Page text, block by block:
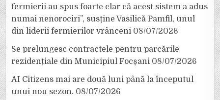
fermierii au spus foarte clar că acest sistem a adus
numai nenorociri”, susține Vasilică Pamfil, unul
din liderii fermierilor vrânceni 08/07/2026
Se prelungesc contractele pentru parcările
rezidențiale din Municipiul Focșani 08/07/2026
AI Citizens mai are două luni până la începutul
unui nou sezon. 08/07/2026